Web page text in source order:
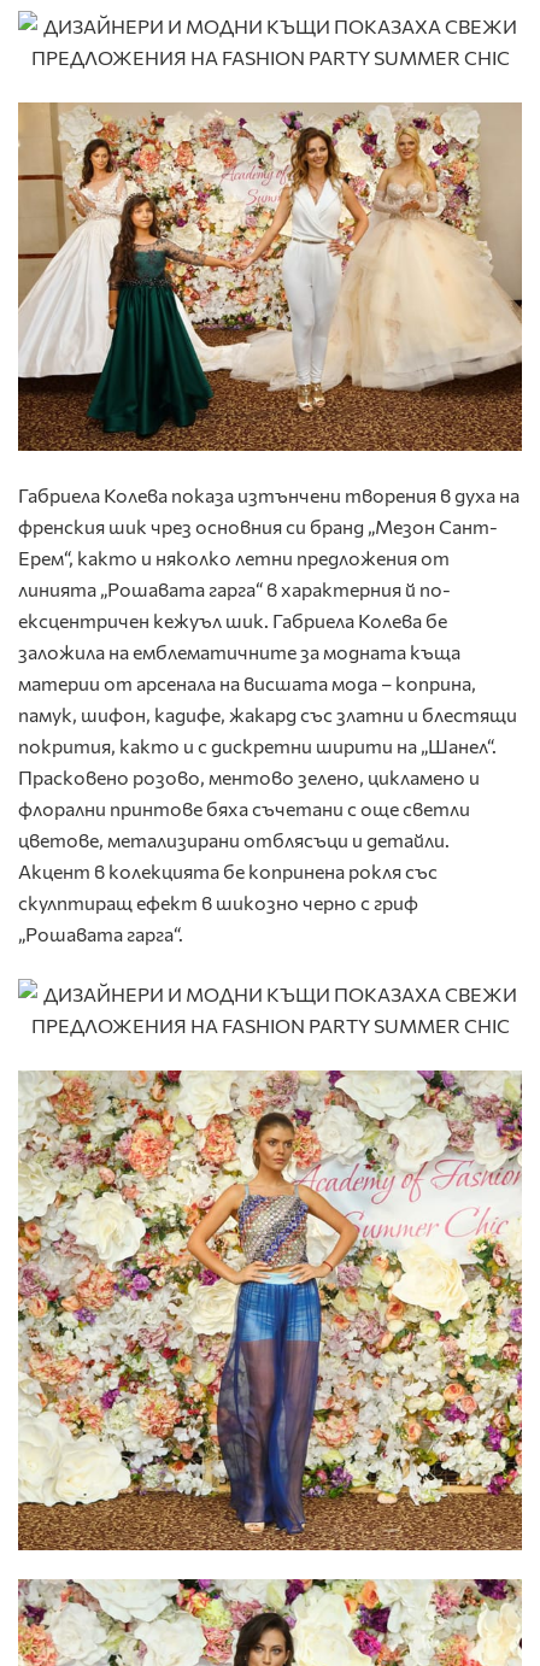
Габриела Колева показа изтънчени творения в духа на
френския шик чрез основния си бранд „Мезон Сант-
Ерем“, както и няколко летни предложения от
линията „Рошавата гарга“ в характерния й по-
ексцентричен кежуъл шик. Габриела Колева бе
заложила на емблематичните за модната къща
материи от арсенала на висшата мода – коприна,
памук, шифон, кадифе, жакард със златни и блестящи
покрития, както и с дискретни ширити на „Шанел“.
Прасковено розово, ментово зелено, цикламено и
флорални принтове бяха съчетани с още светли
цветове, метализирани отблясъци и детайли.
Акцент в колекцията бе копринена рокля със
скулптиращ ефект в шикозно черно с гриф
„Рошавата гарга“.